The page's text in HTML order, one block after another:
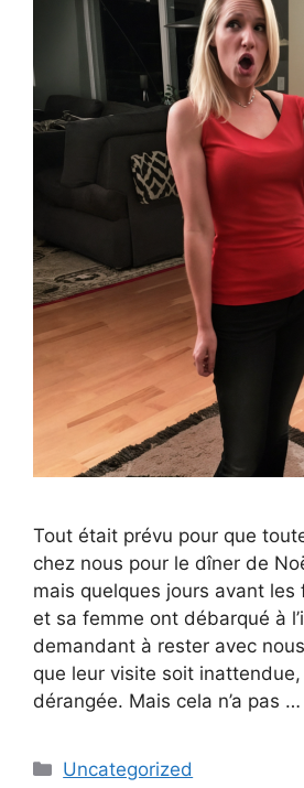
Tout était prévu pour que
chez nous pour le dîner de
mais quelques jours avant les
et sa femme ont débarqué à
demandant à rester avec
que leur visite soit inattendue,
dérangée. Mais cela n’a pas …
Categories
Uncategorized